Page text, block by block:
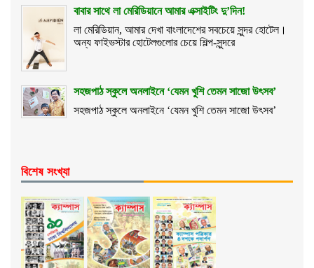
বাবার সাথে লা মেরিডিয়ানে আমার এক্সাইটিং দু’দিন!
লা মেরিডিয়ান, আমার দেখা বাংলাদেশের সবচেয়ে সুন্দর হোটেল।
অন্য ফাইভস্টার হোটেলগুলোর চেয়ে শিল্প-সুন্দরে
সহজপাঠ স্কুলে অনলাইনে ‘যেমন খুশি তেমন সাজো উৎসব’
সহজপাঠ স্কুলে অনলাইনে ‘যেমন খুশি তেমন সাজো উৎসব’
বিশেষ সংখ্যা